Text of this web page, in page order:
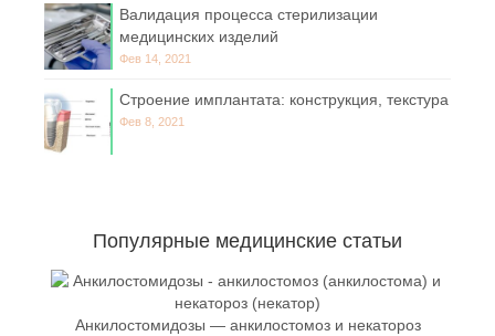
Валидация процесса стерилизации
медицинских изделий
Фев 14, 2021
Строение имплантата: конструкция, текстура
Фев 8, 2021
Популярные медицинские статьи
Анкилостомидозы — анкилостомоз и некатороз